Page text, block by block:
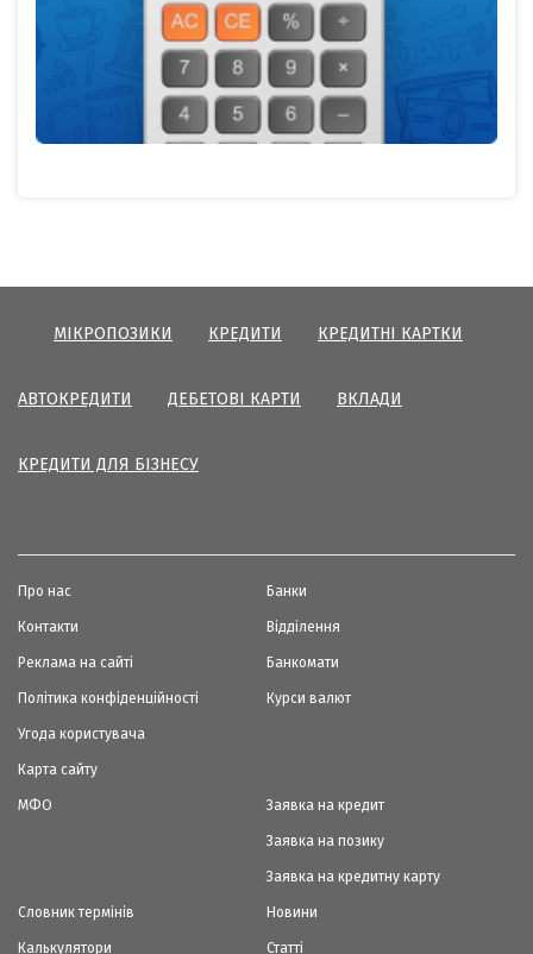
МІКРОПОЗИКИ КРЕДИТИ КРЕДИТНІ КАРТКИ
АВТОКРЕДИТИ ДЕБЕТОВІ КАРТИ ВКЛАДИ
КРЕДИТИ ДЛЯ БІЗНЕСУ
Про нас
Контакти
Реклама на сайті
Політика конфіденційності
Угода користувача
Карта сайту
Банки
Відділення
Банкомати
Курси валют
МФО Заявка на кредит
Заявка на позику
Заявка на кредитну карту
Словник термінів
Калькулятори
Новини
Статті